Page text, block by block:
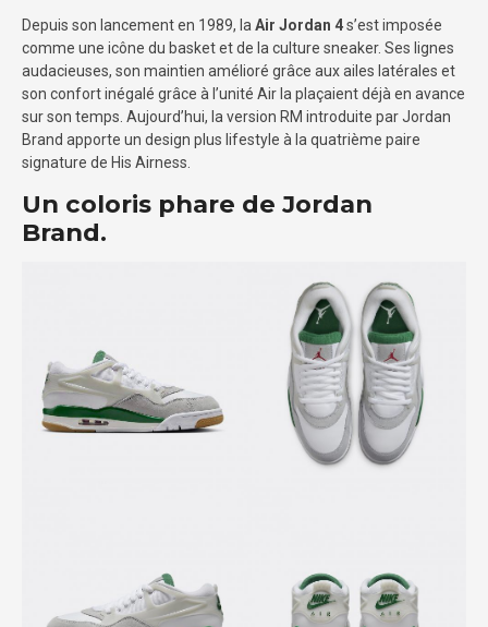
Depuis son lancement en 1989, laAir Jordan 4s’est imposée
comme une icône du basket et de la culture sneaker. Ses lignes
audacieuses, son maintien amélioré grâce aux ailes latérales et
son confort inégalé grâce à l’unité Air la plaçaient déjà en avance
sur son temps. Aujourd’hui, la version RM introduite par Jordan
Brand apporte un design plus lifestyle à la quatrième paire
signature de His Airness.
Un coloris phare de Jordan
Brand.